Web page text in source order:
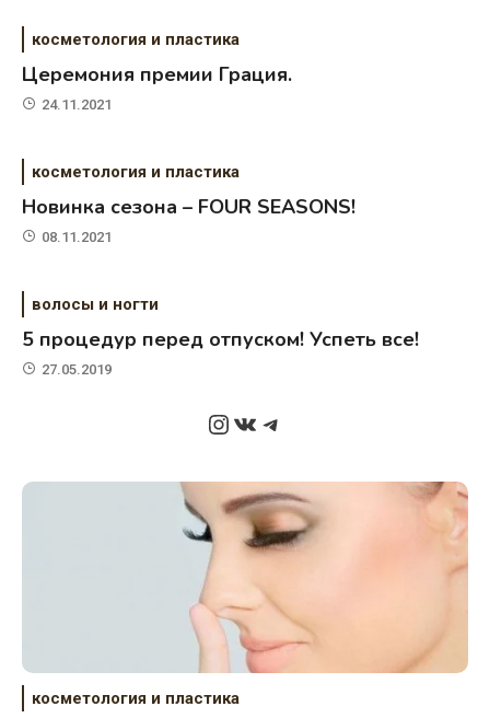
косметология и пластика
Церемония премии Грация.
24.11.2021
косметология и пластика
Новинка сезона – FOUR SEASONS!
08.11.2021
волосы и ногти
5 процедур перед отпуском! Успеть все!
27.05.2019
Instagram
ВКонтакте
Telegram
косметология и пластика